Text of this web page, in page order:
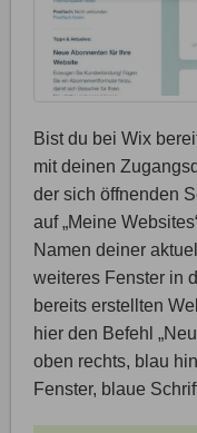
Bist du bei Wix
mit deinen
der sich öffnenden
auf „Meine
Namen deiner
weiteres Fenster in
bereits erstellten
hier den Befehl
oben rechts, blau
Fenster, blaue